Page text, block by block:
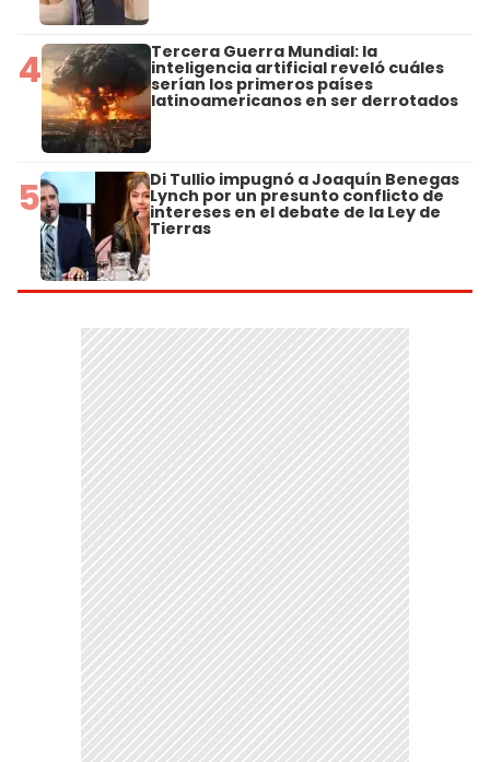
4 Tercera Guerra Mundial: la
inteligencia artificial reveló cuáles
serían los primeros países
latinoamericanos en ser derrotados
5 Di Tullio impugnó a Joaquín Benegas
Lynch por un presunto conflicto de
intereses en el debate de la Ley de
Tierras